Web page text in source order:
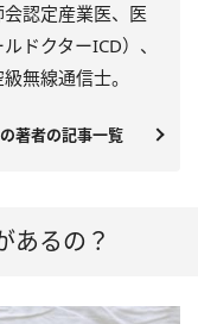
認定産業医、医
ドクターICD）、
無線通信士。
著者の記事一覧
あるの？